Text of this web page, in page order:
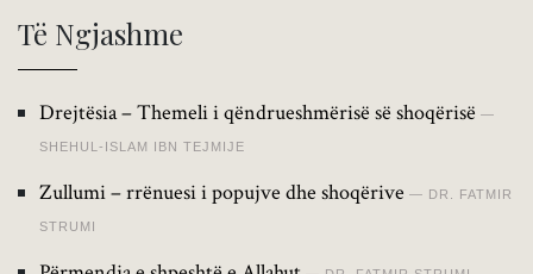
Të Ngjashme
Drejtësia – Themeli i qëndrueshmërisë së shoqërisë
SHEHUL-ISLAM IBN TEJMIJE
Zullumi – rrënuesi i popujve dhe shoqërive DR. FATMIR
STRUMI